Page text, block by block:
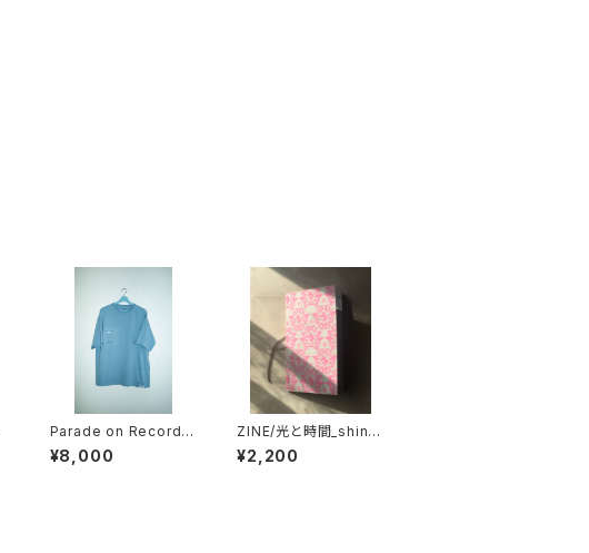
Parade on Record/
Tシャツ/Telepathy SI
DE-B
¥8,000
ZINE/光と時間_shine
&life
¥2,200